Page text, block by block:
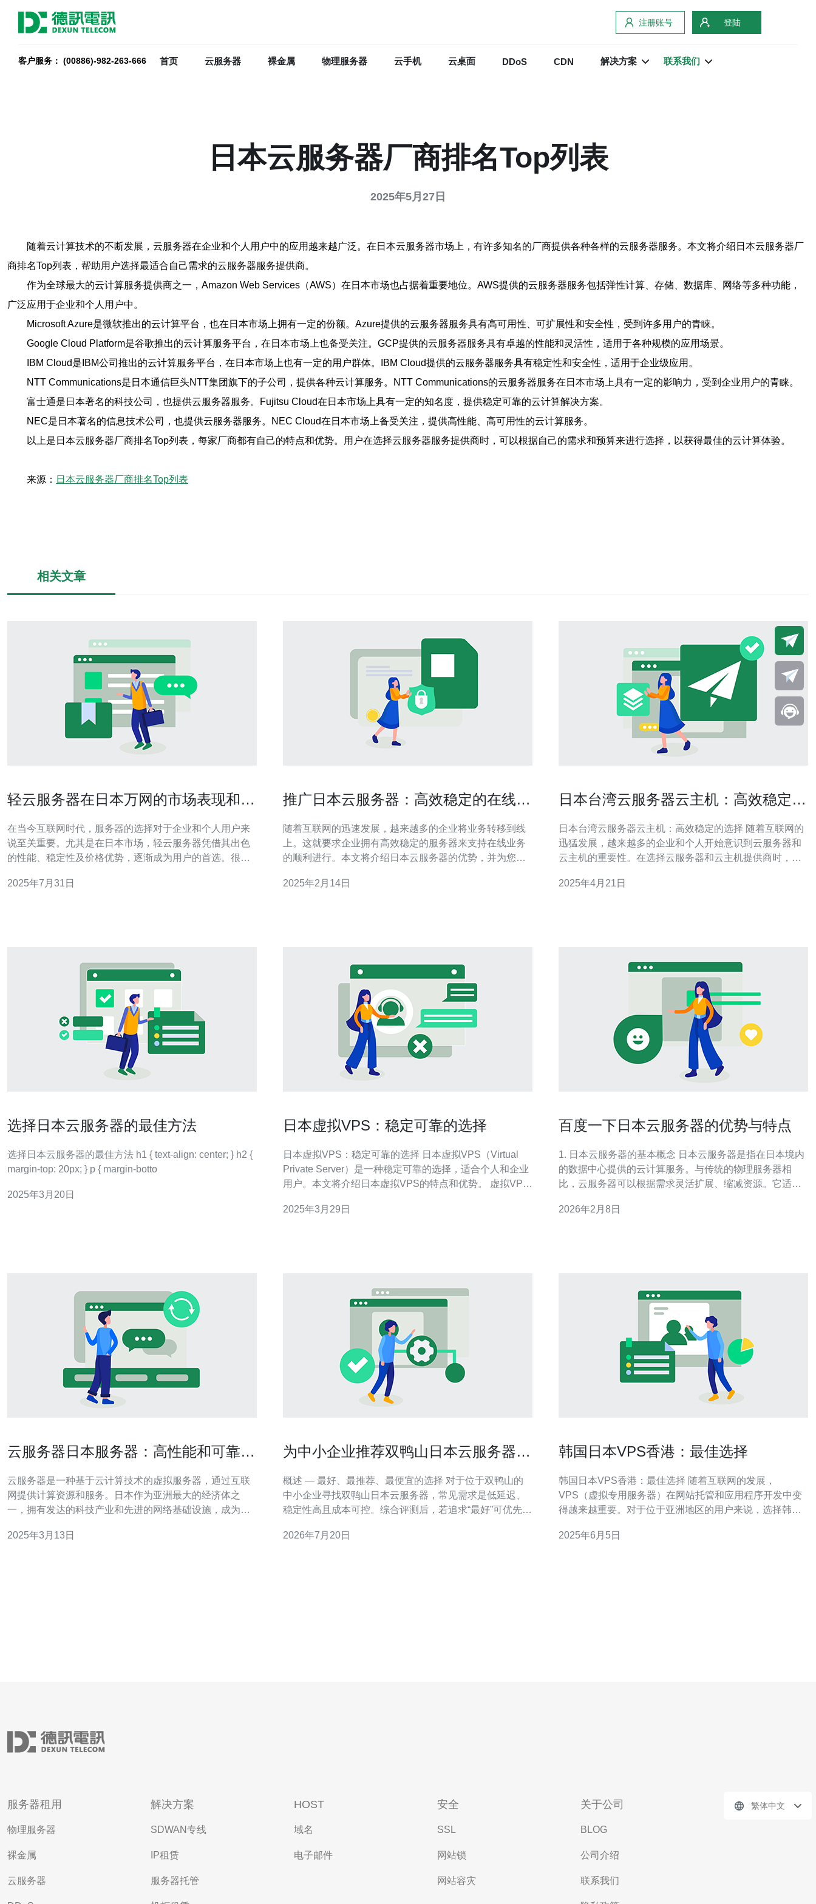
注册账号 登陆
客户服务： (00886)-982-263-666 首页 云服务器 裸金属 物理服务器 云手机 云桌面 DDoS CDN 解决方案 联系我们
日本云服务器厂商排名Top列表
2025年5月27日
随着云计算技术的不断发展，云服务器在企业和个人用户中的应用越来越广泛。在日本云服务器市场上，有许多知名的厂商提供各种各样的云服务器服务。本文将介绍日本云服务器厂
商排名Top列表，帮助用户选择最适合自己需求的云服务器服务提供商。
作为全球最大的云计算服务提供商之一，Amazon Web Services（AWS）在日本市场也占据着重要地位。AWS提供的云服务器服务包括弹性计算、存储、数据库、网络等多种功能，
广泛应用于企业和个人用户中。
Microsoft Azure是微软推出的云计算平台，也在日本市场上拥有一定的份额。Azure提供的云服务器服务具有高可用性、可扩展性和安全性，受到许多用户的青睐。
Google Cloud Platform是谷歌推出的云计算服务平台，在日本市场上也备受关注。GCP提供的云服务器服务具有卓越的性能和灵活性，适用于各种规模的应用场景。
IBM Cloud是IBM公司推出的云计算服务平台，在日本市场上也有一定的用户群体。IBM Cloud提供的云服务器服务具有稳定性和安全性，适用于企业级应用。
NTT Communications是日本通信巨头NTT集团旗下的子公司，提供各种云计算服务。NTT Communications的云服务器服务在日本市场上具有一定的影响力，受到企业用户的青睐。
富士通是日本著名的科技公司，也提供云服务器服务。Fujitsu Cloud在日本市场上具有一定的知名度，提供稳定可靠的云计算解决方案。
NEC是日本著名的信息技术公司，也提供云服务器服务。NEC Cloud在日本市场上备受关注，提供高性能、高可用性的云计算服务。
以上是日本云服务器厂商排名Top列表，每家厂商都有自己的特点和优势。用户在选择云服务器服务提供商时，可以根据自己的需求和预算来进行选择，以获得最佳的云计算体验。
来源： 日本云服务器厂商排名Top列表
相关文章
轻云服务器在日本万网的市场表现和用
在当今互联网时代，服务器的选择对于企业和个人用户来
说至关重要。尤其是在日本市场，轻云服务器凭借其出色
的性能、稳定性及价格优势，逐渐成为用户的首选。很多
级云服务器之一。而在价格方面，轻云服务器也因其合理
2025年7月31日
推广日本云服务器：高效稳定的在线业
随着互联网的迅速发展，越来越多的企业将业务转移到线
上。这就要求企业拥有高效稳定的服务器来支持在线业务
的顺利进行。本文将介绍日本云服务器的优势，并为您推
以下几个独特的优势： 高性能：日本云服务器采用先进的
2025年2月14日
日本台湾云服务器云主机：高效稳定的
日本台湾云服务器云主机：高效稳定的选择 随着互联网的
迅猛发展，越来越多的企业和个人开始意识到云服务器和
云主机的重要性。在选择云服务器和云主机提供商时，日
日本台湾云服务器云主机是一种高效稳定的选择。 日本和
2025年4月21日
选择日本云服务器的最佳方法
选择日本云服务器的最佳方法 h1 { text-align: center; } h2 {
margin-top: 20px; } p { margin-botto
2025年3月20日
日本虚拟VPS：稳定可靠的选择
日本虚拟VPS：稳定可靠的选择 日本虚拟VPS（Virtual
Private Server）是一种稳定可靠的选择，适合个人和企业
用户。本文将介绍日本虚拟VPS的特点和优势。 虚拟VPS
服务器划分为多个独立的虚拟服务器，每个虚拟服务器都
2025年3月29日
百度一下日本云服务器的优势与特点
1. 日本云服务器的基本概念 日本云服务器是指在日本境内
的数据中心提供的云计算服务。与传统的物理服务器相
比，云服务器可以根据需求灵活扩展、缩减资源。它适用
场景。 2. 性能优势 日本云服务器通常配备高性能的硬件配
2026年2月8日
云服务器日本服务器：高性能和可靠的
云服务器是一种基于云计算技术的虚拟服务器，通过互联
网提供计算资源和服务。日本作为亚洲最大的经济体之
一，拥有发达的科技产业和先进的网络基础设施，成为了
云服务器日本服务器的高性能和可靠解决方案。 日本服务
2025年3月13日
为中小企业推荐双鸭山日本云服务器哪
概述 — 最好、最推荐、最便宜的选择 对于位于双鸭山的
中小企业寻找双鸭山日本云服务器，常见需求是低延迟、
稳定性高且成本可控。综合评测后，若追求“最好”可优先考
富；若以“最推荐”兼顾成本和本地化服务，可选择阿里云日
2026年7月20日
韩国日本VPS香港：最佳选择
韩国日本VPS香港：最佳选择 随着互联网的发展，
VPS（虚拟专用服务器）在网站托管和应用程序开发中变
得越来越重要。对于位于亚洲地区的用户来说，选择韩
国拥有先进的网络设施和稳定的网络连接，对于需要稳定
2025年6月5日
服务器租用
物理服务器
裸金属
云服务器
解决方案
SDWAN专线
IP租赁
服务器托管
HOST
域名
电子邮件
安全
SSL
网站锁
网站容灾
关于公司
BLOG
公司介绍
联系我们
繁体中文